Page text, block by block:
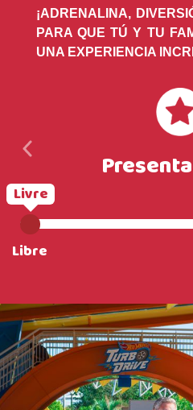
¡ADRENALINA,
PARA QUE TÚ Y TU
UNA EXPERIENCIA
Livre
Libre